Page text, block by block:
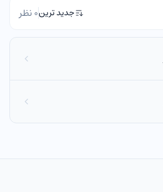
جدید ترین0 نظر